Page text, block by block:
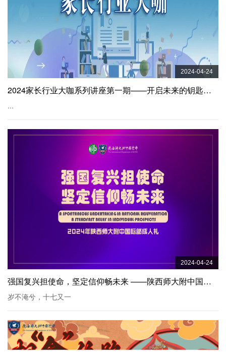
2024-04-24
2024家长行业大咖系列讲座第一期——开启未来的钥匙：计算机科学与人工智能
...
2024-04-24
强国复兴担使命，坚定信仰畅未来 ——陕西师大附中国际部2024届成人礼圆满落幕！
岁不淹兮，十七又一